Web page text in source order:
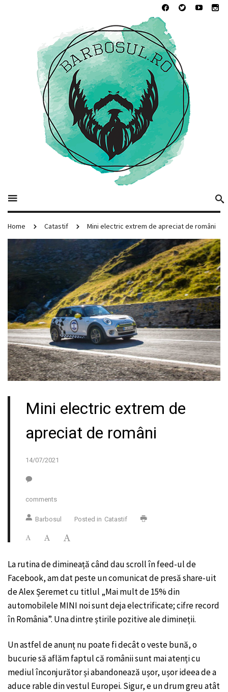
Home Catastif Mini electric extrem de apreciat de români
Mini electric extrem de
apreciat de români
14/07/2021
comments
Barbosul Posted in Catastif
La rutina de dimineață când dau scroll în feed-ul de
Facebook, am dat peste un comunicat de presă share-uit
de Alex Șeremet cu titlul „Mai mult de 15% din
automobilele MINI noi sunt deja electrificate; cifre record
în România”. Una dintre știrile pozitive ale dimineții.
Un astfel de anunț nu poate fi decât o veste bună, o
bucurie să aflăm faptul că românii sunt mai atenți cu
mediul înconjurător și abandonează ușor, ușor ideea de a
aduce rable din vestul Europei. Sigur, e un drum greu atât